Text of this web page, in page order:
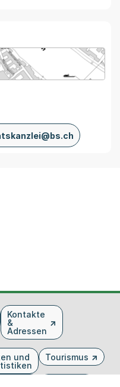
Karte von MapBS.
Link, wird in einem
Kontakte
&
Adressen
und
Tourismus